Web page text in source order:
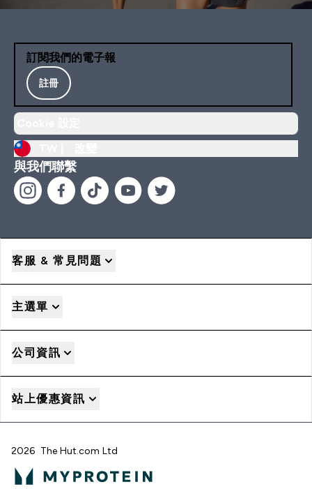
訂閱我們的電子報
註冊
與我們聯繫
客服 & 常見問題
主選單
公司資訊
站上優惠資訊
2026 The Hut.com Ltd